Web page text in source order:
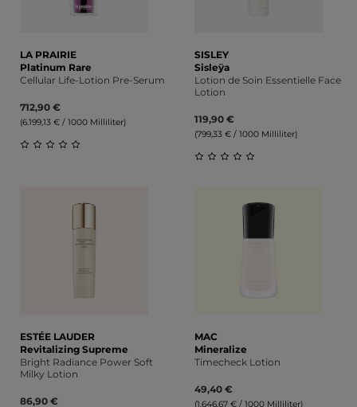
LA PRAIRIE
Platinum Rare
Cellular Life-Lotion Pre-Serum
712,90 €
(6.199,13 € / 1000 Milliliter)
SISLEY
Sisleÿa
Lotion de Soin Essentielle Face
Lotion
119,90 €
(799,33 € / 1000 Milliliter)
ESTÉE LAUDER
Revitalizing Supreme
Bright Radiance Power Soft
Milky Lotion
86,90 €
MAC
Mineralize
Timecheck Lotion
49,40 €
(1.646,67 € / 1000 Milliliter)